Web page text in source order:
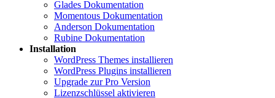
Glades Dokumentation
Momentous Dokumentation
Anderson Dokumentation
Rubine Dokumentation
Installation
WordPress Themes installieren
WordPress Plugins installieren
Upgrade zur Pro Version
Lizenzschlüssel aktivieren